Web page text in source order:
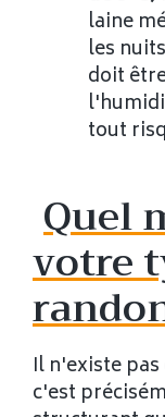
laine
les
doit
tout
Quel
votre
Il n'existe
c'est